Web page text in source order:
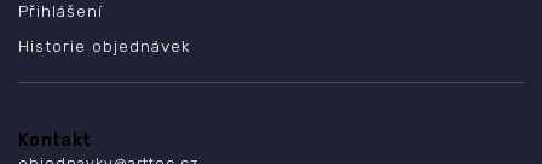
Přihlášení
Historie objednávek
Kontakt